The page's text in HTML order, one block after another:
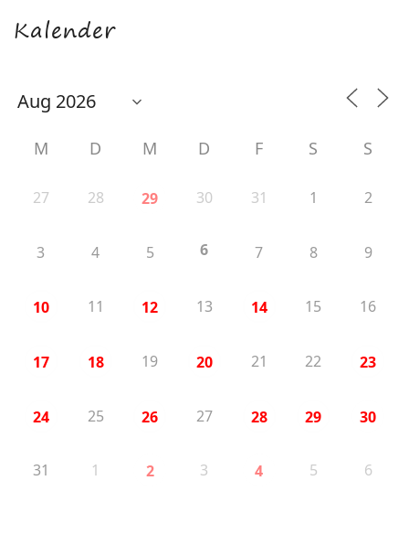
Kalender
M D M D F S S
27 28 29 30 31 1 2
3 4 5 6 7 8 9
10 11 12 13 14 15 16
17 18 19 20 21 22 23
24 25 26 27 28 29 30
31 1 2 3 4 5 6